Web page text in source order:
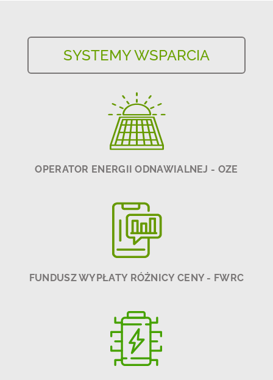
SYSTEMY WSPARCIA
OPERATOR ENERGII ODNAWIALNEJ - OZE
FUNDUSZ WYPŁATY RÓŻNICY CENY - FWRC